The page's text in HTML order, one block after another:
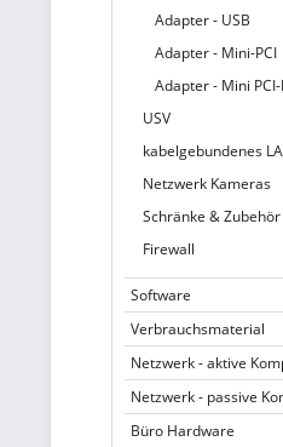
Adapter - USB
Adapter - Mini-PCI
Adapter - Mini PCI-
USV
kabelgebundenes
Netzwerk Kameras
Schränke & Zubehör
Firewall
Software
Verbrauchsmaterial
Netzwerk - aktive
Netzwerk - passive
Büro Hardware